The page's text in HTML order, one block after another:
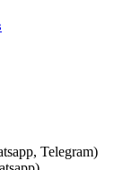
Telegram)